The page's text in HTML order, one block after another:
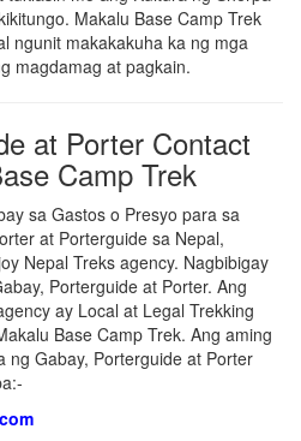
Makalu Base Camp Trek
ngunit makakakuha ka ng mga
magdamag at pagkain.
at Porter Contact
Camp Trek
sa Gastos o Presyo para sa
at Porterguide sa Nepal,
Nepal Treks agency. Nagbibigay
Porterguide at Porter. Ang
ay Local at Legal Trekking
Base Camp Trek. Ang aming
ng Gabay, Porterguide at Porter